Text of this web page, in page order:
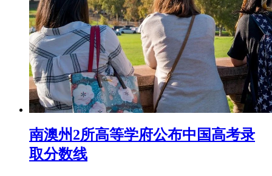
南澳州2所高等学府公布中国高考录
取分数线